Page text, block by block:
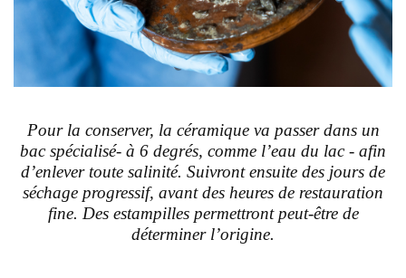
Pour la conserver, la céramique va passer dans un
bac spécialisé- à 6 degrés, comme l’eau du lac - afin
d’enlever toute salinité. Suivront ensuite des jours de
séchage progressif, avant des heures de restauration
fine. Des estampilles permettront peut-être de
déterminer l’origine.